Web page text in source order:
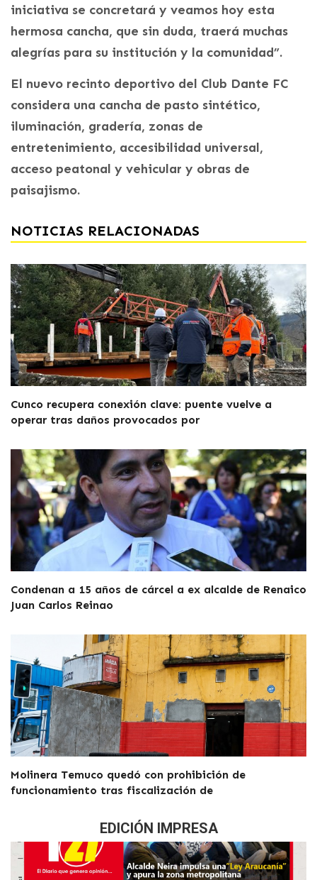
iniciativa se concretará y veamos hoy esta
hermosa cancha, que sin duda, traerá muchas
alegrías para su institución y la comunidad”.
El nuevo recinto deportivo del Club Dante FC
considera una cancha de pasto sintético,
iluminación, gradería, zonas de
entretenimiento, accesibilidad universal,
acceso peatonal y vehicular y obras de
paisajismo.
NOTICIAS RELACIONADAS
Cunco recupera conexión clave: puente vuelve a
operar tras daños provocados por
Condenan a 15 años de cárcel a ex alcalde de Renaico
Juan Carlos Reinao
Molinera Temuco quedó con prohibición de
funcionamiento tras fiscalización de
EDICIÓN IMPRESA